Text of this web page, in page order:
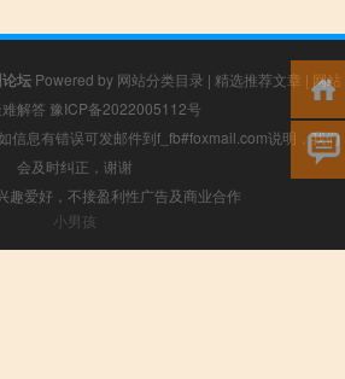
坛 Powered by 网站分类目录 | 精选推荐文章 | 网站
解答 豫ICP备2022005112号
信息有错误可发邮件到f_fb#foxmail.com说明，我们
会及时纠正，谢谢
趣爱好，不接盈利性广告及商业合作
小男孩